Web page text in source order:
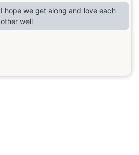
I hope we get along and love each
other well